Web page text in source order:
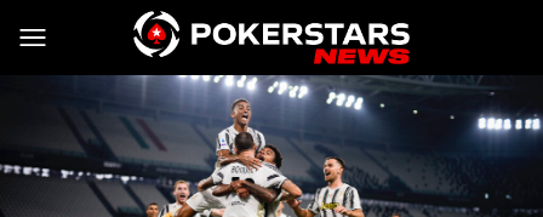
Vai al contenuto